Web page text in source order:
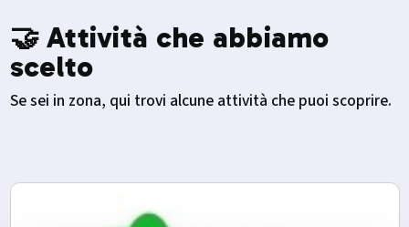
🤝 Attività che abbiamo
scelto
Se sei in zona, qui trovi alcune attività che puoi scoprire.